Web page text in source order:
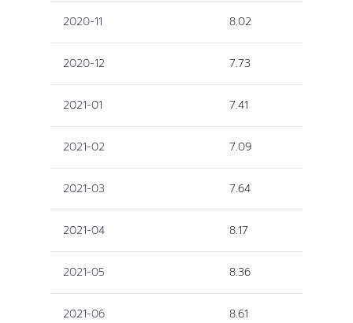
2020-11 8.02
2020-12 7.73
2021-01 7.41
2021-02 7.09
2021-03 7.64
2021-04 8.17
2021-05 8.36
2021-06 8.61